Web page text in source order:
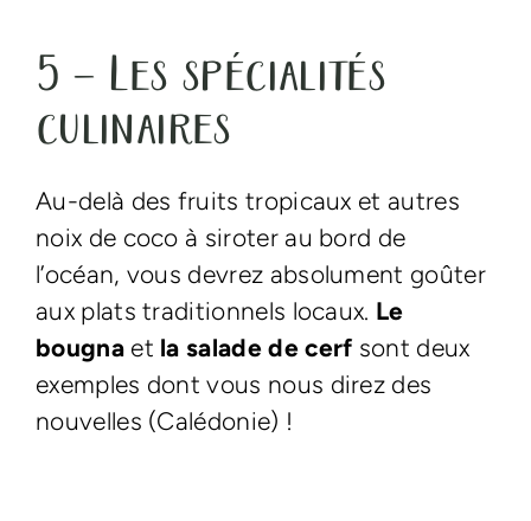
5 – Les spécialités
culinaires
Au-delà des fruits tropicaux et autres
noix de coco à siroter au bord de
l’océan, vous devrez absolument goûter
aux plats traditionnels locaux. Le
bougnaet la salade de cerf sont deux
exemples dont vous nous direz des
nouvelles (Calédonie) !